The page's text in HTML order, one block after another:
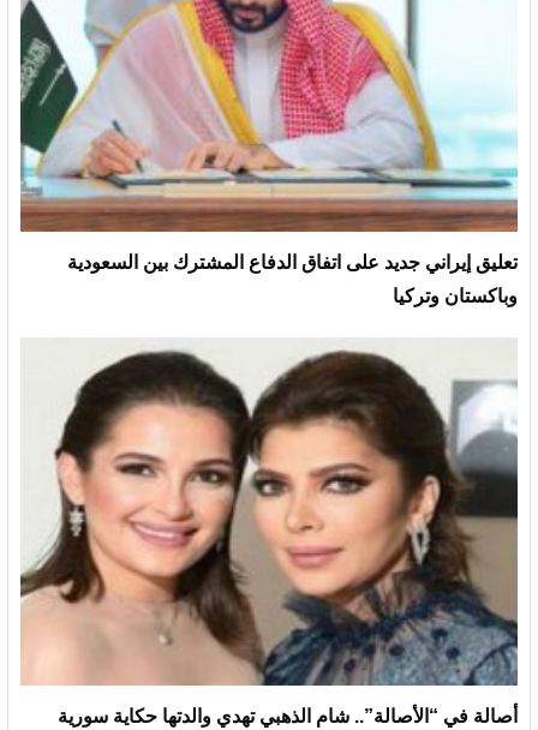
تعليق إيراني جديد على اتفاق الدفاع المشترك بين السعودية
وباكستان وتركيا
أصالة في “الأصالة”.. شام الذهبي تهدي والدتها حكاية سورية